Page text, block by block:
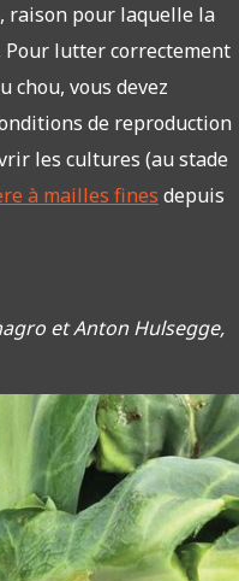
raison pour laquelle la
lutter correctement
chou, vous devez
de reproduction
les cultures (au stade
à mailles fines depuis
et Anton Hulsegge,